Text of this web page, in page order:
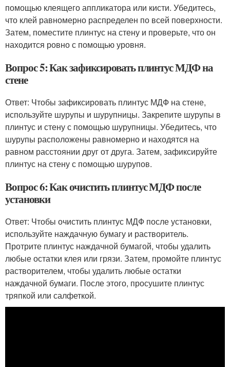
помощью клеящего аппликатора или кисти. Убедитесь,
что клей равномерно распределен по всей поверхности.
Затем, поместите плинтус на стену и проверьте, что он
находится ровно с помощью уровня.
Вопрос 5: Как зафиксировать плинтус МДФ на
стене
Ответ: Чтобы зафиксировать плинтус МДФ на стене,
используйте шурупы и шурупницы. Закрепите шурупы в
плинтус и стену с помощью шурупницы. Убедитесь, что
шурупы расположены равномерно и находятся на
равном расстоянии друг от друга. Затем, зафиксируйте
плинтус на стену с помощью шурупов.
Вопрос 6: Как очистить плинтус МДФ после
установки
Ответ: Чтобы очистить плинтус МДФ после установки,
используйте наждачную бумагу и растворитель.
Протрите плинтус наждачной бумагой, чтобы удалить
любые остатки клея или грязи. Затем, промойте плинтус
растворителем, чтобы удалить любые остатки
наждачной бумаги. После этого, просушите плинтус
тряпкой или салфеткой.